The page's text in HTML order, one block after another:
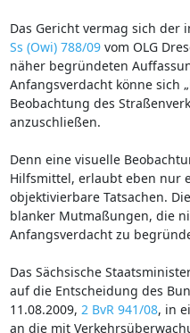
Das Gericht vermag sich der
Ss (Owi) 788/09vom OLG
näher begründeten
Anfangsverdacht könne sich
Beobachtung des
anzuschließen.
Denn eine visuelle
Hilfsmittel, erlaubt eben nur
objektivierbare Tatsachen.
blanker Mutmaßungen, die
Anfangsverdacht zu
Das Sächsische
auf die Entscheidung des
11.08.2009, 2 BvR 941/08, in
an die mit